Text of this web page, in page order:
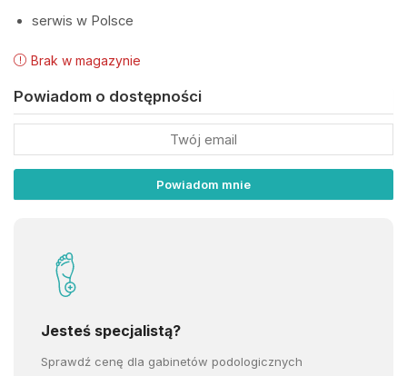
serwis w Polsce
Brak w magazynie
Powiadom o dostępności
Jesteś specjalistą?
Sprawdź cenę dla gabinetów podologicznych